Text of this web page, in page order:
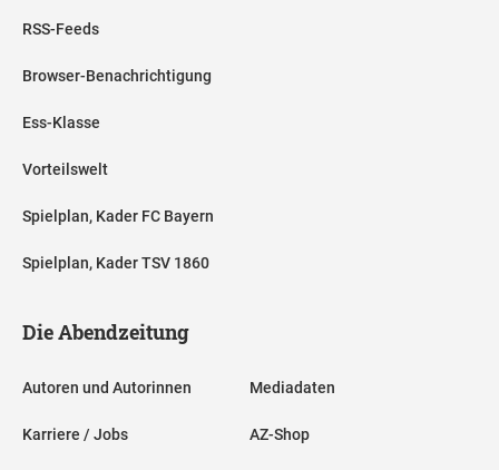
RSS-Feeds
Browser-Benachrichtigung
Ess-Klasse
Vorteilswelt
Spielplan, Kader FC Bayern
Spielplan, Kader TSV 1860
Die Abendzeitung
Autoren und Autorinnen
Karriere / Jobs
Mediadaten
AZ-Shop